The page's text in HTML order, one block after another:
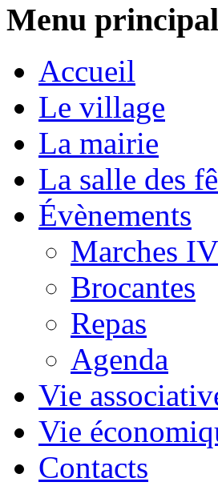
Menu principal
Accueil
Le village
La mairie
La salle des
Évènements
Marches
Brocantes
Repas
Agenda
Vie
Vie
Contacts